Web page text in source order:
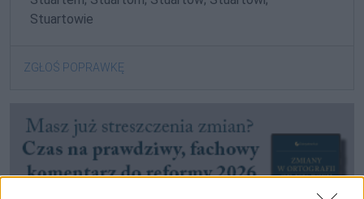
Stuartowie
ZGŁOŚ POPRAWKĘ